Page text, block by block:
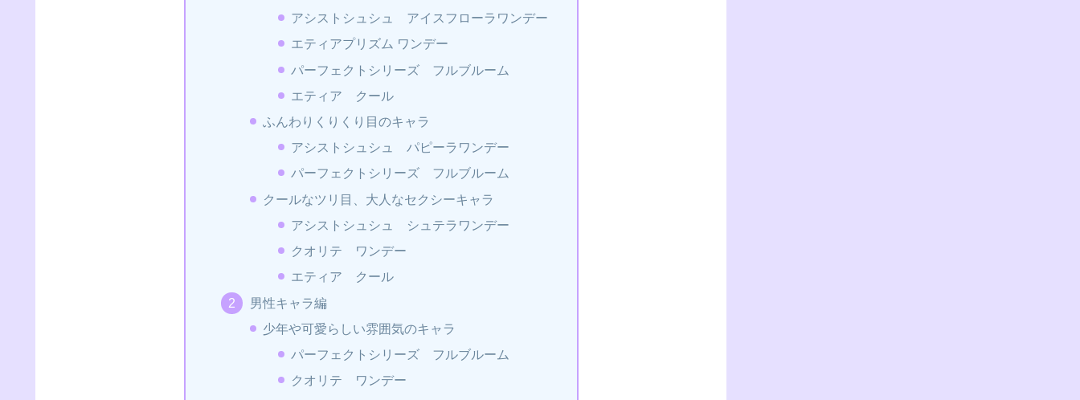
アシストシュシュ アイスフローラワンデー
エティアプリズム ワンデー
パーフェクトシリーズ フルブルーム
エティア クール
ふんわりくりくり目のキャラ
アシストシュシュ パピーラワンデー
パーフェクトシリーズ フルブルーム
クールなツリ目、大人なセクシーキャラ
アシストシュシュ シュテラワンデー
クオリテ ワンデー
エティア クール
男性キャラ編
少年や可愛らしい雰囲気のキャラ
パーフェクトシリーズ フルブルーム
クオリテ ワンデー